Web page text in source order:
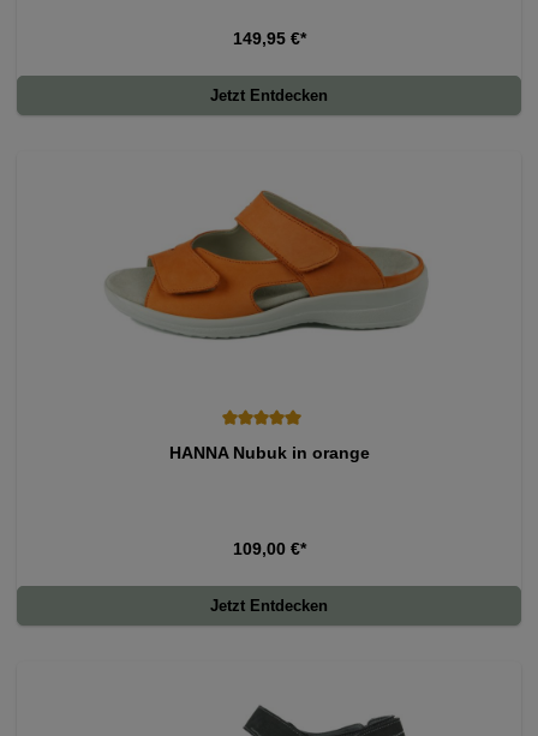
149,95 €*
Jetzt Entdecken
HANNA Nubuk in orange
109,00 €*
Jetzt Entdecken